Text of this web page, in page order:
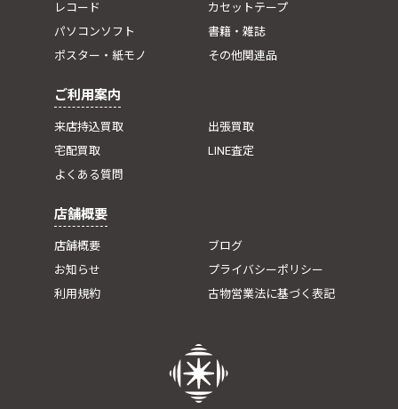
レコード
カセットテープ
パソコンソフト
書籍・雑誌
ポスター・紙モノ
その他関連品
ご利用案内
来店持込買取
出張買取
宅配買取
LINE査定
よくある質問
店舗概要
店舗概要
ブログ
お知らせ
プライバシーポリシー
利用規約
古物営業法に基づく表記